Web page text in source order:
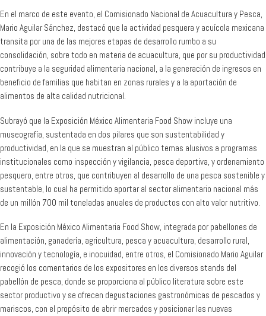
En el marco de este evento, el Comisionado Nacional de Acuacultura y Pesca,
Mario Aguilar Sánchez, destacó que la actividad pesquera y acuícola mexicana
transita por una de las mejores etapas de desarrollo rumbo a su
consolidación, sobre todo en materia de acuacultura, que por su productividad
contribuye a la seguridad alimentaria nacional, a la generación de ingresos en
beneficio de familias que habitan en zonas rurales y a la aportación de
alimentos de alta calidad nutricional.
Subrayó que la Exposición México Alimentaria Food Show incluye una
museografía, sustentada en dos pilares que son sustentabilidad y
productividad, en la que se muestran al público temas alusivos a programas
institucionales como inspección y vigilancia, pesca deportiva, y ordenamiento
pesquero, entre otros, que contribuyen al desarrollo de una pesca sostenible y
sustentable, lo cual ha permitido aportar al sector alimentario nacional más
de un millón 700 mil toneladas anuales de productos con alto valor nutritivo.
En la Exposición México Alimentaria Food Show, integrada por pabellones de
alimentación, ganadería, agricultura, pesca y acuacultura, desarrollo rural,
innovación y tecnología, e inocuidad, entre otros, el Comisionado Mario Aguilar
recogió los comentarios de los expositores en los diversos stands del
pabellón de pesca, donde se proporciona al público literatura sobre este
sector productivo y se ofrecen degustaciones gastronómicas de pescados y
mariscos, con el propósito de abrir mercados y posicionar las nuevas